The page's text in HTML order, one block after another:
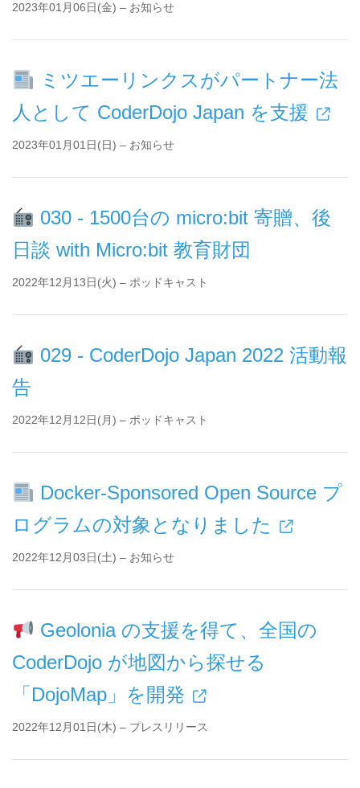
2023年01月06日(金) – お知らせ
ミツエーリンクスがパートナー法
人として CoderDojo Japan を支援
2023年01月01日(日) – お知らせ
030 - 1500台の micro:bit 寄贈、後
日談 with Micro:bit 教育財団
2022年12月13日(火) – ポッドキャスト
029 - CoderDojo Japan 2022 活動報
告
2022年12月12日(月) – ポッドキャスト
Docker-Sponsored Open Source プ
ログラムの対象となりました
2022年12月03日(土) – お知らせ
Geolonia の支援を得て、全国の
CoderDojo が地図から探せる
「DojoMap」を開発
2022年12月01日(木) – プレスリリース